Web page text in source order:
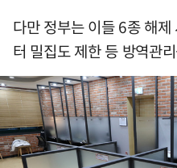
다만 정부는 이들 6종 해
터 밀집도 제한 등 방역관